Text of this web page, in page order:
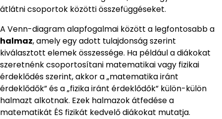
átlátni csoportok közötti összefüggéseket.
A Venn-diagram alapfogalmai között a legfontosabb a
halmaz, amely egy adott tulajdonság szerint
kiválasztott elemek összessége. Ha például a diákokat
szeretnénk csoportosítani matematikai vagy fizikai
érdeklődés szerint, akkor a „matematika iránt
érdeklődők” és a „fizika iránt érdeklődők” külön-külön
halmazt alkotnak. Ezek halmazok átfedése a
matematikát ÉS fizikát kedvelő diákokat mutatja.